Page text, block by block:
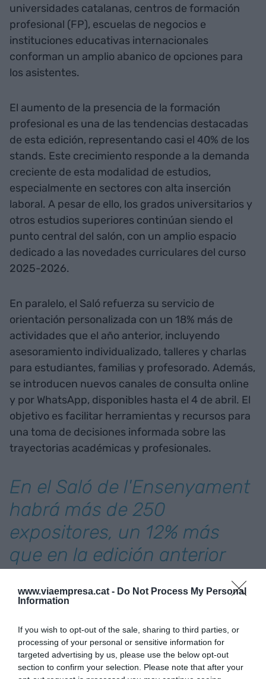
www.viaempresa.cat - Do Not Process My Personal
Information
If you wish to opt-out of the sale, sharing to third parties, or
processing of your personal or sensitive information for
targeted advertising by us, please use the below opt-out
section to confirm your selection. Please note that after your
universidades catalanas, centros de formación
profesional (FP), escuelas de negocios e
instituciones educativas internacionales
conforman un amplio abanico de opciones para
los asistentes.
El aumento de la presencia de la formación
profesional es una de las tendencias destacadas
de esta edición, representando casi el 40% de los
stands. Este crecimiento responde a la demanda
creciente de esta modalidad de estudios,
especialmente en sectores con alta inserción
laboral. A pesar de ello, los grados universitarios y
otros estudios superiores continúan siendo el
punto central del salón, con un amplio espacio
dedicado a las novedades curriculares del curso
2025-2026.
En paralelo, el Saló refuerza su servicio de
orientación personalizada con un 18% más de
actividades que el año anterior, incluyendo
asesoramiento individualizado, talleres y charlas
para estudiantes, familias y profesorado. Además,
se introducen nuevos canales de consulta online
y por WhatsApp, disponibles hasta el 4 de abril. El
objetivo es facilitar herramientas y recursos para
una toma de decisiones informada sobre las
trayectorias académicas y profesionales.
En el Saló de l'Ensenyament
habrá más de 250
expositores, un 12% más
que en la edición anterior
El evento también destaca por su componente
internacional, con la participación de instituciones
regiones como Australia. Esta apuesta por la
internacionalización amplía las opciones para los
estudiantes interesados en movilidad académica.